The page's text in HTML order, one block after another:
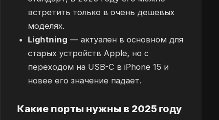
встретить только в очень дешевых
моделях.
Lightning — актуален в основном для
старых устройств Apple, но с
переходом на USB-C в iPhone 15 и
новее его значение падает.
Какие порты нужны в 2025 году